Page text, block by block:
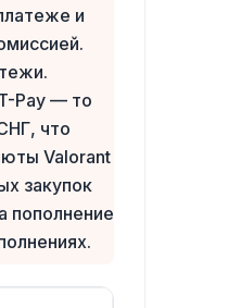
и
Pay — то
что
Valorant
закупок
пополнение